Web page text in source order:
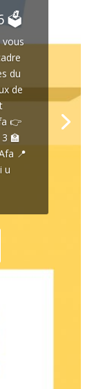
🗳️
vous
du
de
👉
🏫
📍
u